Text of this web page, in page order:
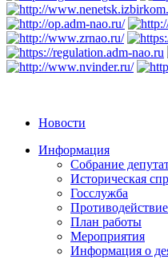
Новости
Информация
Собрание
Историческая
Госслужба
План работы
Мероприятия
Информация о